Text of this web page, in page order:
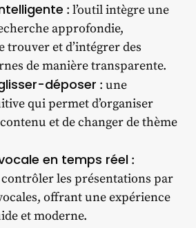
: l’outil intègre une
approfondie,
trouver et d’intégrer des
de manière transparente.
déposer : une
qui permet d’organiser
et de changer de thème
en temps réel:
les présentations par
offrant une expérience
et moderne.